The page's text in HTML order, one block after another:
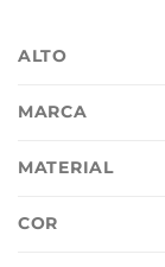
ALTO
MARCA
MATERIAL
COR